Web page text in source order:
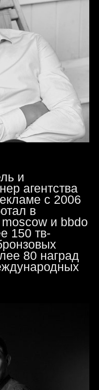
и
агентства
с 2006
в
и bbdo
150 тв-
80 наград